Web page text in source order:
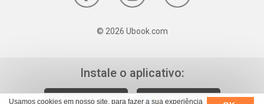
Usamos cookies em nosso site, para fazer a sua experiência
© 2026 Ubook.com
Instale o aplicativo: